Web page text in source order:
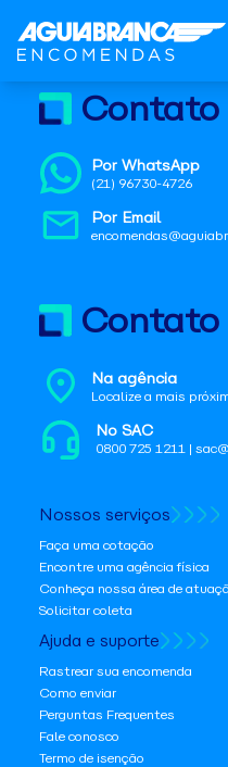
Contato
Por WhatsApp
(21) 96730-4726
Por Email
Contato
Na agência
Localize a mais
No SAC
0800 725 1211 |
Nossos serviços
Faça uma cotação
Encontre uma agência física
Conheça nossa área de
Solicitar coleta
Ajuda e suporte
Rastrear sua encomenda
Como enviar
Perguntas Frequentes
Fale conosco
Termo de isenção